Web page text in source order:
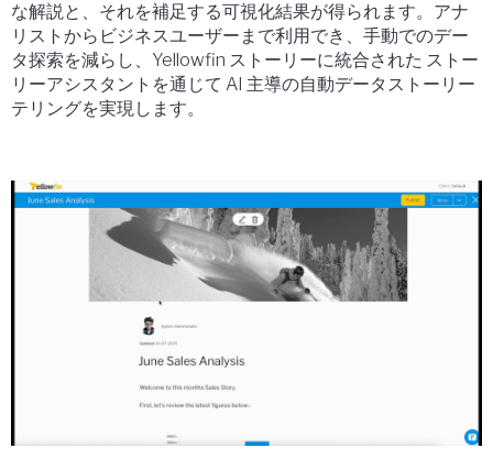
な解説と、それを補足する可視化結果が得られます。アナ
リストからビジネスユーザーまで利用でき、手動でのデー
タ探索を減らし、Yellowfin ストーリーに統合された ストー
リーアシスタントを通じて AI 主導の自動データストーリー
テリングを実現します。